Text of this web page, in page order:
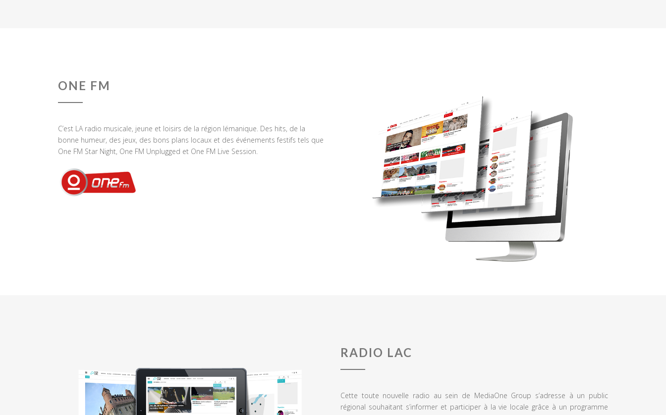
ONE FM
C’est LA radio musicale, jeune et loisirs de la région lémanique. Des hits, de la
bonne humeur, des jeux, des bons plans locaux et des événements festifs tels que
One FM Star Night, One FM Unplugged et One FM Live Session.
RADIO LAC
Cette toute nouvelle radio au sein de MediaOne Group s’adresse à un public
régional souhaitant s’informer et participer à la vie locale grâce à un programme